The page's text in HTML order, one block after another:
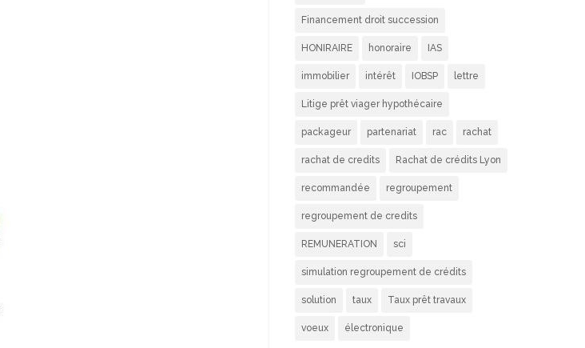
Financement droit succession
HONIRAIRE honoraire IAS
immobilier intérêt IOBSP lettre
Litige prêt viager hypothécaire
packageur partenariat rac rachat
rachat de credits Rachat de crédits Lyon
recommandée regroupement
regroupement de credits
REMUNERATION sci
simulation regroupement de crédits
solution taux Taux prêt travaux
voeux électronique